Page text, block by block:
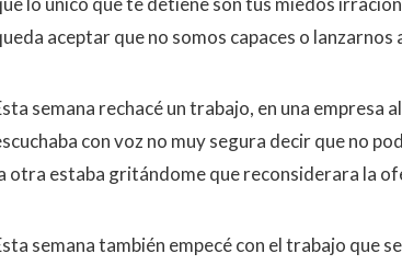
aceptar que no somos capaces o lanzarnos
semana rechacé un trabajo, en una empresa
con voz no muy segura decir que no
otra estaba gritándome que reconsiderara la
semana también empecé con el trabajo que